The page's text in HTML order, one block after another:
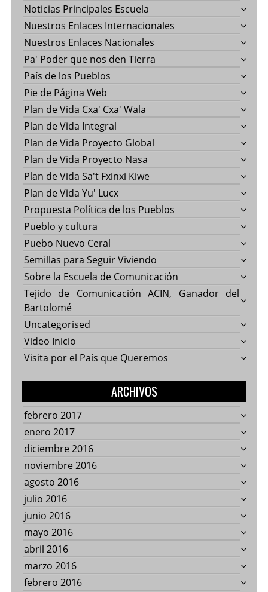
Noticias Principales Escuela
Nuestros Enlaces Internacionales
Nuestros Enlaces Nacionales
Pa' Poder que nos den Tierra
País de los Pueblos
Pie de Página Web
Plan de Vida Cxa' Cxa' Wala
Plan de Vida Integral
Plan de Vida Proyecto Global
Plan de Vida Proyecto Nasa
Plan de Vida Sa't Fxinxi Kiwe
Plan de Vida Yu' Lucx
Propuesta Política de los Pueblos
Pueblo y cultura
Puebo Nuevo Ceral
Semillas para Seguir Viviendo
Sobre la Escuela de Comunicación
Tejido de Comunicación ACIN, Ganador del
Bartolomé
Uncategorised
Video Inicio
Visita por el País que Queremos
ARCHIVOS
febrero 2017
enero 2017
diciembre 2016
noviembre 2016
agosto 2016
julio 2016
junio 2016
mayo 2016
abril 2016
marzo 2016
febrero 2016